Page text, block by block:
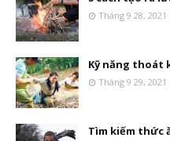
Tháng 9 28, 2021
Kỹ năng thoát
Tháng 9 29, 2021
Tìm kiếm thức